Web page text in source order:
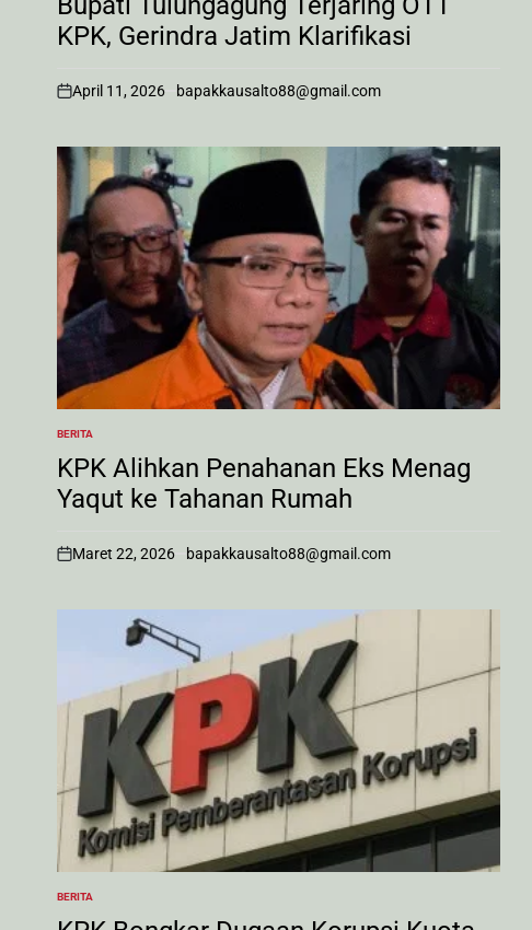
KPK, Gerindra Jatim Klarifikasi
on
April 11, 2026 bapakkausalto88@gmail.com
POSTED
IN
BERITA
KPK Alihkan Penahanan Eks Menag
Yaqut ke Tahanan Rumah
on
Maret 22, 2026 bapakkausalto88@gmail.com
POSTED
IN
BERITA